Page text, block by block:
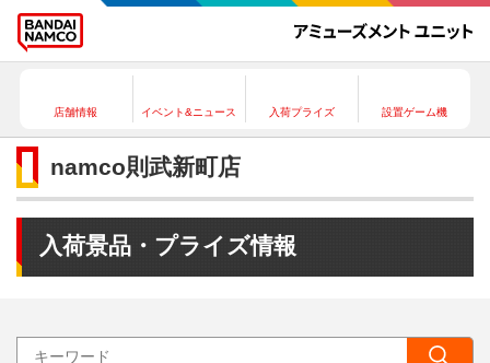
店舗情報 イベント&ニュース 入荷プライズ 設置ゲーム機
namco則武新町店
入荷景品・プライズ情報